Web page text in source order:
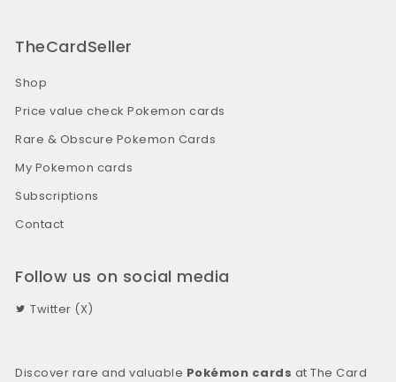
TheCardSeller
Shop
Price value check Pokemon cards
Rare & Obscure Pokemon Cards
My Pokemon cards
Subscriptions
Contact
Follow us on social media
Twitter (X)
Discover rare and valuable Pokémon cards at The Card